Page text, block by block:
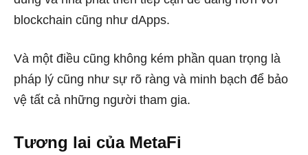
blockchain cũng như dApps.
Và một điều cũng không kém phần quan trọng là
pháp lý cũng như sự rõ ràng và minh bạch để bảo
vệ tất cả những người tham gia.
Tương lai của MetaFi